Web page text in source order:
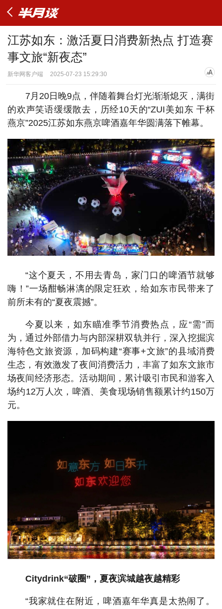
江苏如东：激活夏日消费新热点 打造赛
事文旅“新夜态”
新华网客户端 2025-07-23 15:29:30
7月20日晚9点，伴随着舞台灯光渐渐熄灭，满街
的欢声笑语缓缓散去，历经10天的“ZUI美如东 干杯
燕京”2025江苏如东燕京啤酒嘉年华圆满落下帷幕。
“这个夏天，不用去青岛，家门口的啤酒节就够
嗨！”一场酣畅淋漓的限定狂欢，给如东市民带来了
前所未有的“夏夜震撼”。
今夏以来，如东瞄准季节消费热点，应“需”而
为，通过外部借力与内部深耕双轨并行，深入挖掘滨
海特色文旅资源，加码构建“赛事+文旅”的县域消费
生态，有效激发了夜间消费活力，丰富了如东文旅市
场夜间经济形态。活动期间，累计吸引市民和游客入
场约12万人次，啤酒、美食现场销售额累计约150万
元。
Citydrink“破圈”，夏夜滨城越夜越精彩
“我家就住在附近，啤酒嘉年华真是太热闹了。